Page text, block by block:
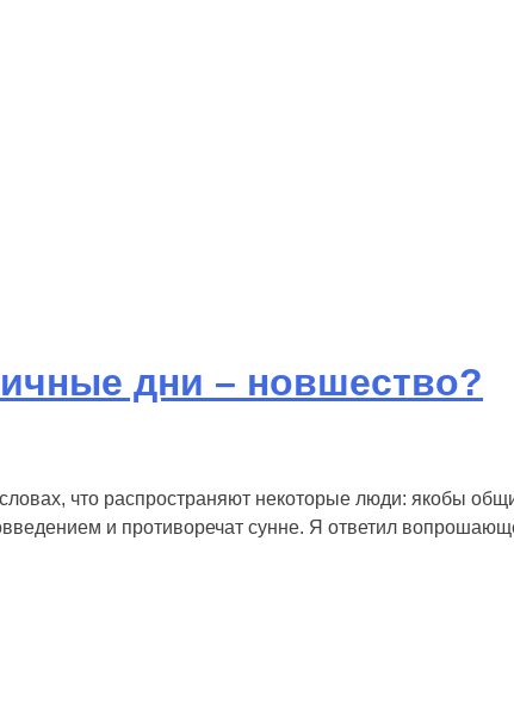
дни – новшество?
что распространяют некоторые люди: якобы
и противоречат сунне. Я ответил